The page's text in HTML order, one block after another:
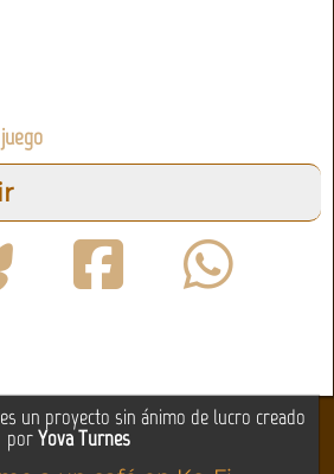
un proyecto sin ánimo de lucro creado
porYova Turnes